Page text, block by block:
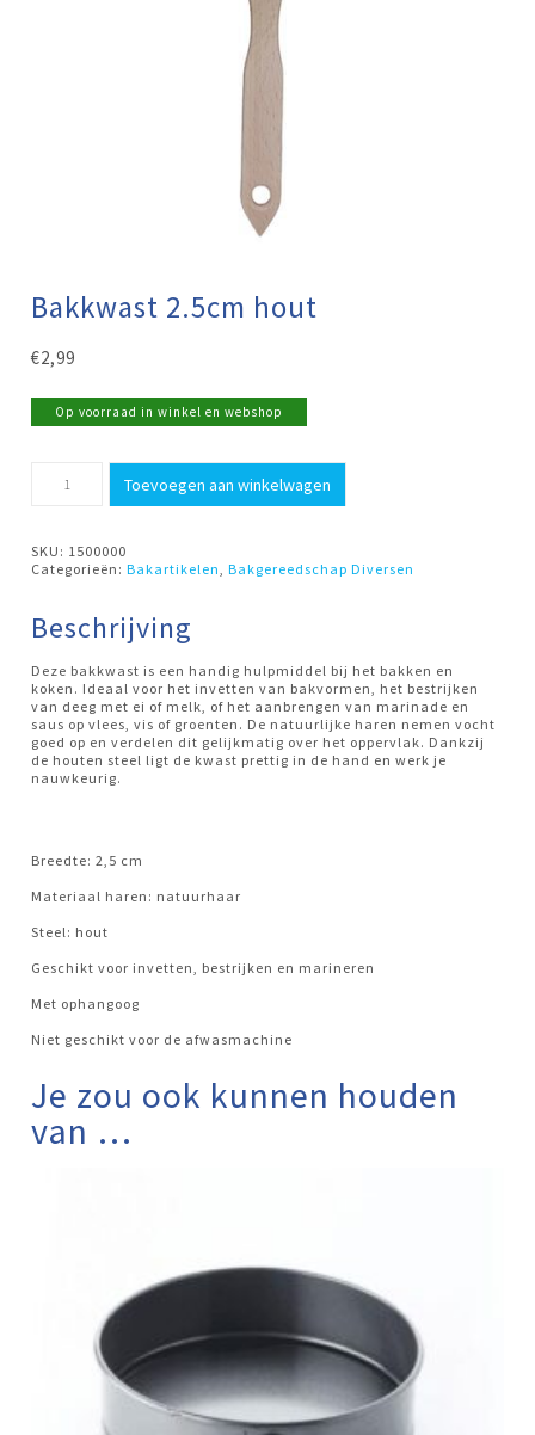
Bakkwast 2.5cm hout
€2,99
Op voorraad in winkel en webshop
2.5cm
Toevoegen aan winkelwagen
SKU: 1500000
Categorieën:Bakartikelen ,Bakgereedschap Diversen
Beschrijving
Deze bakkwast is een handig hulpmiddel bij het bakken en
koken. Ideaal voor het invetten van bakvormen, het bestrijken
van deeg met ei of melk, of het aanbrengen van marinade en
saus op vlees, vis of groenten. De natuurlijke haren nemen vocht
goed op en verdelen dit gelijkmatig over het oppervlak. Dankzij
de houten steel ligt de kwast prettig in de hand en werk je
nauwkeurig.
Breedte: 2,5 cm
Materiaal haren: natuurhaar
Steel: hout
Geschikt voor invetten, bestrijken en marineren
Met ophangoog
Niet geschikt voor de afwasmachine
Je zou ook kunnen houden
van …